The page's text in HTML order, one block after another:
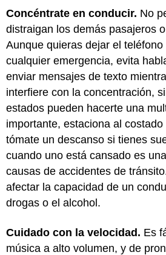
Concéntrate en conducir. No
distraigan los demás pasajeros
Aunque quieras dejar el
cualquier emergencia, evita
enviar mensajes de texto
interfiere con la concentración,
estados pueden hacerte una
importante, estaciona al
tómate un descanso si tienes
cuando uno está cansado es
causas de accidentes de
afectar la capacidad de un
drogas o el alcohol.
Cuidado con la velocidad. Es
música a alto volumen, y de